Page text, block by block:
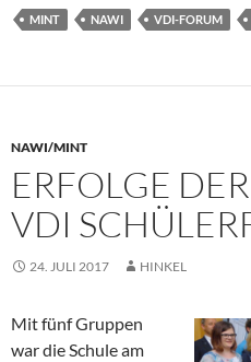
MINT NAWI VDI-FORUM
NAWI/MINT
ERFOLGE
VDI
24. JULI 2017 HINKEL
Mit fünf Gruppen
war die Schule am